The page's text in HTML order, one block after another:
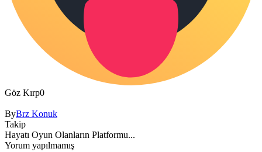
Göz Kırp0
ByBrz Konuk
Takip
Hayatı Oyun Olanların Platformu...
Yorum yapılmamış